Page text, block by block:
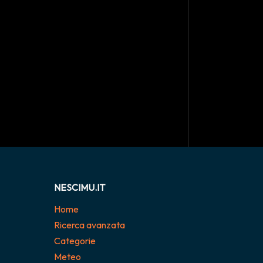
NESCIMU.IT
Home
Ricerca avanzata
Categorie
Meteo